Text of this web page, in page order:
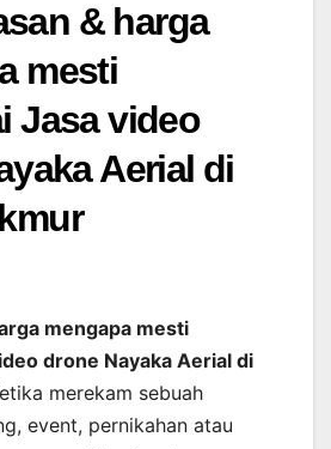
& harga
mesti
Jasa video
Aerial di
mengapa mesti
drone Nayaka Aerial di
merekam sebuah
event, pernikahan atau